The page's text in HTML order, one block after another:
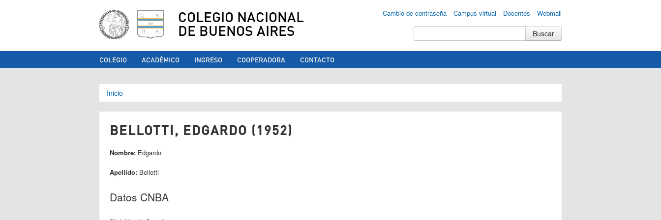
COLEGIO NACIONAL
DE BUENOS AIRES
Cambio de contraseña Campus virtual Docentes Webmail
COLEGIO ACADÉMICO INGRESO COOPERADORA CONTACTO
Se encuentra usted aquí
Inicio
BELLOTTI, EDGARDO (1952)
Nombre: Edgardo
Apellido: Bellotti
Datos CNBA